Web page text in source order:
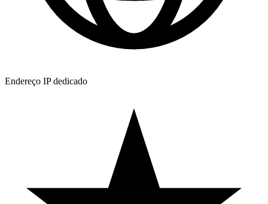
Endereço IP dedicado